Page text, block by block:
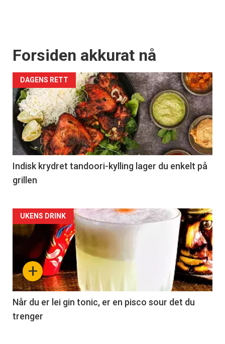
Forsiden akkurat nå
DAGENS RETT
Indisk krydret tandoori-kylling lager du enkelt på
grillen
Forsiden
akkurat
nå
-
2
+
UKENS DRINK
Når du er lei gin tonic, er en pisco sour det du
trenger